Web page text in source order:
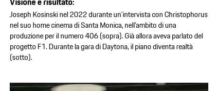
Joseph Kosinski nel 2022 durante un’intervista con Christophorus
nel suo home cinema di Santa Monica, nell’ambito di una
produzione per il numero 406 (sopra). Già allora aveva parlato del
progetto F1. Durante la gara di Daytona, il piano diventa realtà
(sotto).